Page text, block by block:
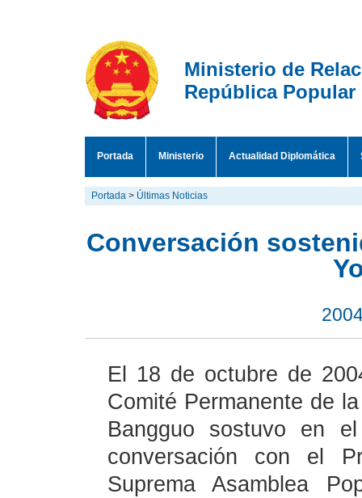
Ministerio de
República Popular
Portada Ministerio Actualidad Diplomática
Portada > Últimas Noticias
Conversación
El 18 de octubre de
Comité Permanente de
Bangguo sostuvo en
conversación con el
Suprema Asamblea